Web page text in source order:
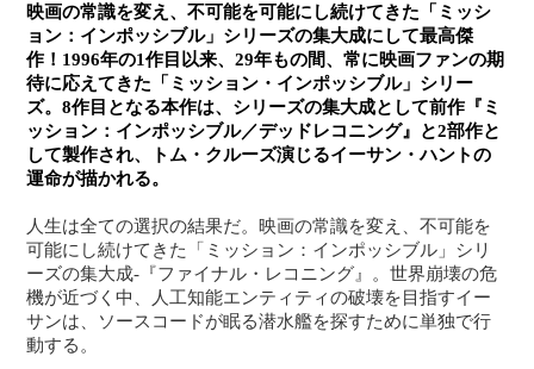
映画の常識を変え、不可能を可能にし続けてきた「ミッシ
ョン：インポッシブル」シリーズの集大成にして最高傑
作！1996年の1作目以来、29年もの間、常に映画ファンの期
待に応えてきた「ミッション・インポッシブル」シリー
ズ。8作目となる本作は、シリーズの集大成として前作『ミ
ッション：インポッシブル／デッドレコニング』と2部作と
して製作され、トム・クルーズ演じるイーサン・ハントの
運命が描かれる。
人生は全ての選択の結果だ。映画の常識を変え、不可能を
可能にし続けてきた「ミッション：インポッシブル」シリ
ーズの集大成-『ファイナル・レコニング』。世界崩壊の危
機が近づく中、人工知能エンティティの破壊を目指すイー
サンは、ソースコードが眠る潜水艦を探すために単独で行
動する。